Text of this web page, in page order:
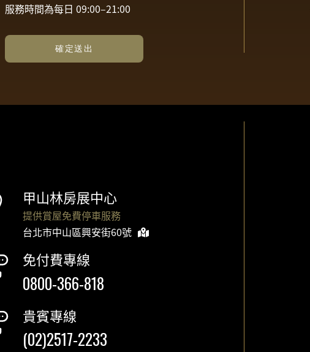
服務時間為每日 09:00–21:00
確定送出
甲山林房展中心
提供賞屋免費停車服務
台北市中山區興安街60號
免付費專線
0800-366-818
貴賓專線
(02)2517-2233